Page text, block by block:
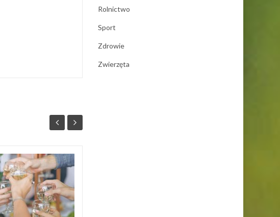
Rolnictwo
Sport
Zdrowie
Zwierzęta